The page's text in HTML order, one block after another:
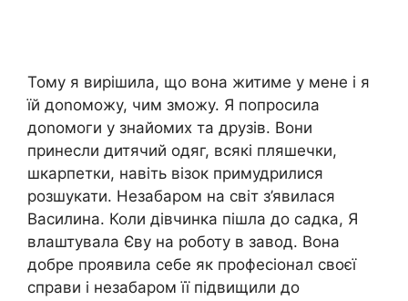
Тому я вирішила, що вона житиме у мене і я
їй доnоможу, чим зможу. Я попросила
доnомоги у знайомих та друзів. Вони
принесли дитячий одяг, всякі пляшечки,
шкарпетки, навіть візок примудрилися
розшукати. Незабаром на світ з’явилася
Василина. Коли дівчинка пішла до садка, Я
влаштувала Єву на роботу в завод. Вона
добре проявила себе як професіонал своєї
справи і незабаром її підвищили до